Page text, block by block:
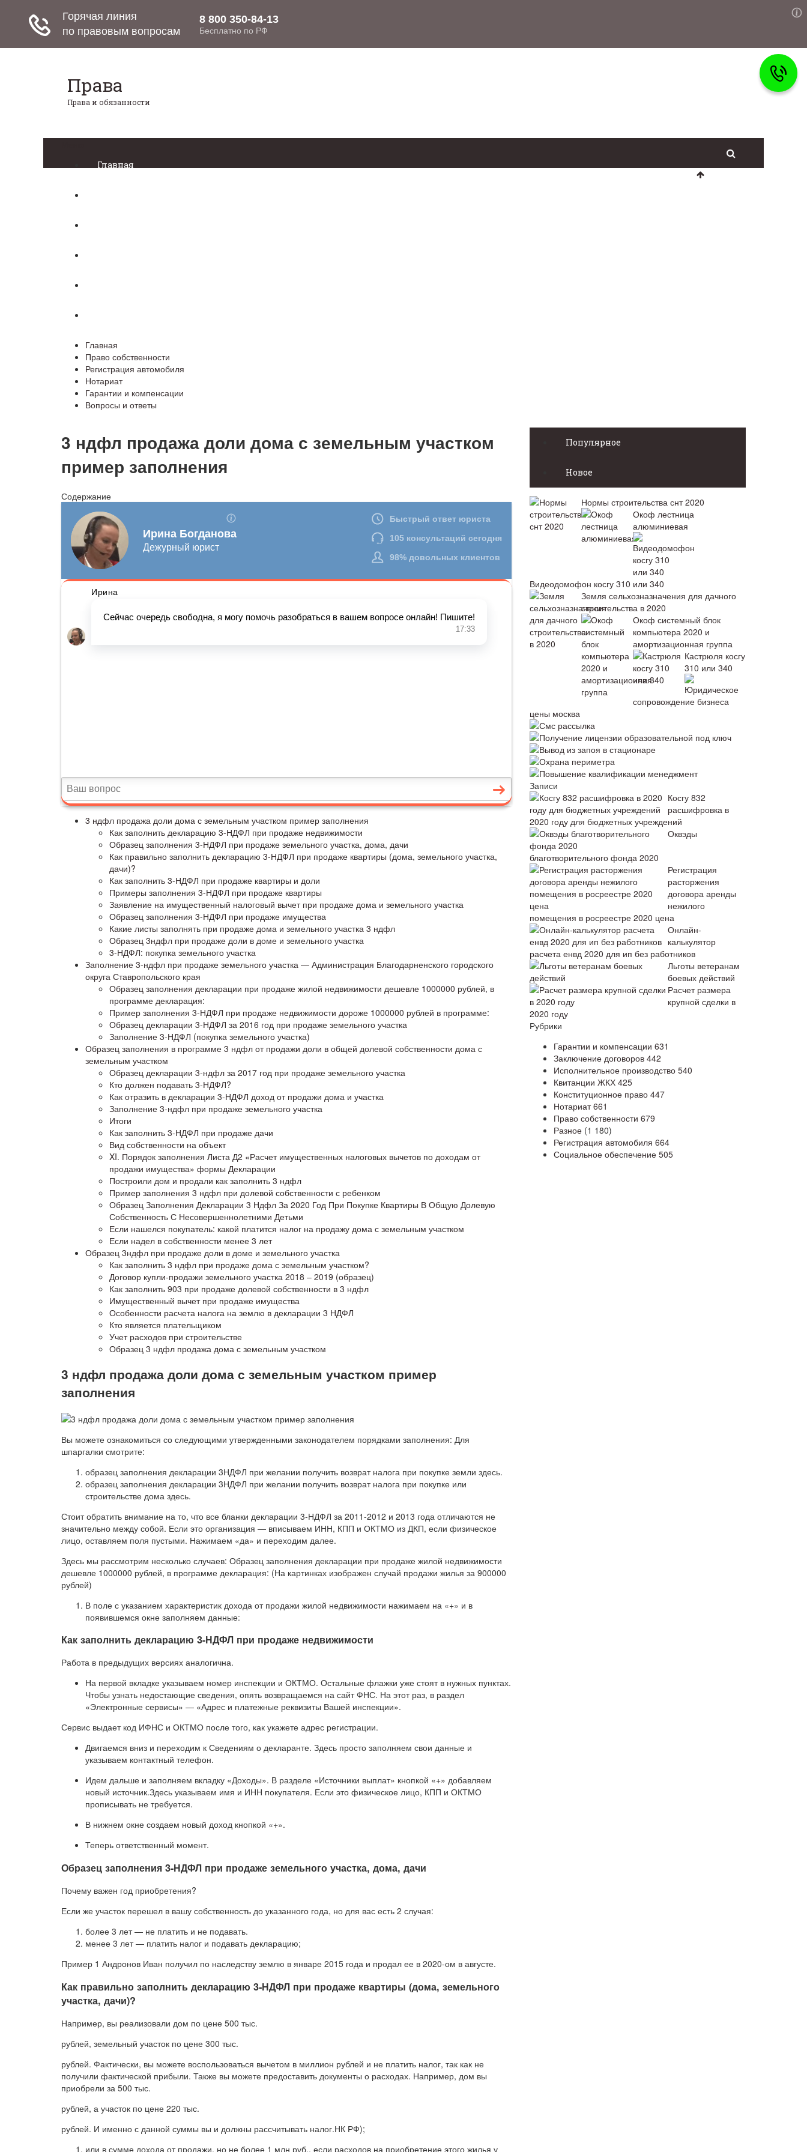
Права
Права и обязанности
Главная
Главная
Право собственности
Регистрация автомобиля
Нотариат
Гарантии и компенсации
Вопросы и ответы
3 ндфл продажа доли дома с земельным участком
пример заполнения
Содержание
3 ндфл продажа доли дома с земельным участком пример заполнения
Как заполнить декларацию 3-НДФЛ при продаже недвижимости
Образец заполнения 3-НДФЛ при продаже земельного участка, дома, дачи
Как правильно заполнить декларацию 3-НДФЛ при продаже квартиры (дома, земельного участка,
дачи)?
Как заполнить 3-НДФЛ при продаже квартиры и доли
Примеры заполнения 3-НДФЛ при продаже квартиры
Заявление на имущественный налоговый вычет при продаже дома и земельного участка
Образец заполнения 3-НДФЛ при продаже имущества
Какие листы заполнять при продаже дома и земельного участка 3 ндфл
Образец 3ндфл при продаже доли в доме и земельного участка
3-НДФЛ: покупка земельного участка
Заполнение 3-ндфл при продаже земельного участка — Администрация Благодарненского городского
округа Ставропольского края
Образец заполнения декларации при продаже жилой недвижимости дешевле 1000000 рублей, в
программе декларация:
Пример заполнения 3-НДФЛ при продаже недвижимости дороже 1000000 рублей в программе:
Образец декларации 3-НДФЛ за 2016 год при продаже земельного участка
Заполнение 3-НДФЛ (покупка земельного участка)
Образец заполнения в программе 3 ндфл от продажи доли в общей долевой собственности дома с
земельным участком
Образец декларации 3-ндфл за 2017 год при продаже земельного участка
Кто должен подавать 3-НДФЛ?
Как отразить в декларации 3-НДФЛ доход от продажи дома и участка
Заполнение 3-ндфл при продаже земельного участка
Итоги
Как заполнить 3-НДФЛ при продаже дачи
Вид собственности на объект
XI. Порядок заполнения Листа Д2 «Расчет имущественных налоговых вычетов по доходам от
продажи имущества» формы Декларации
Построили дом и продали как заполнить 3 ндфл
Пример заполнения 3 ндфл при долевой собственности с ребенком
Образец Заполнения Декларации 3 Ндфл За 2020 Год При Покупке Квартиры В Общую Долевую
Собственность С Несовершеннолетними Детьми
Если нашелся покупатель: какой платится налог на продажу дома с земельным участком
Если надел в собственности менее 3 лет
Образец 3ндфл при продаже доли в доме и земельного участка
Как заполнить 3 ндфл при продаже дома с земельным участком?
Договор купли-продажи земельного участка 2018 – 2019 (образец)
Как заполнить 903 при продаже долевой собственности в 3 ндфл
Имущественный вычет при продаже имущества
Особенности расчета налога на землю в декларации 3 НДФЛ
Кто является плательщиком
Учет расходов при строительстве
Образец 3 ндфл продажа дома с земельным участком
3 ндфл продажа доли дома с земельным участком пример
заполнения
Вы можете ознакомиться со следующими утвержденными законодателем порядками заполнения: Для
шпаргалки смотрите:
образец заполнения декларации 3НДФЛ при желании получить возврат налога при покупке земли здесь.
образец заполнения декларации 3НДФЛ при желании получить возврат налога при покупке или
строительстве дома здесь.
Стоит обратить внимание на то, что все бланки декларации 3-НДФЛ за 2011-2012 и 2013 года отличаются не
значительно между собой. Если это организация — вписываем ИНН, КПП и ОКТМО из ДКП, если физическое
лицо, оставляем поля пустыми. Нажимаем «да» и переходим далее.
Здесь мы рассмотрим несколько случаев: Образец заполнения декларации при продаже жилой недвижимости
дешевле 1000000 рублей, в программе декларация: (На картинках изображен случай продажи жилья за 900000
рублей)
В поле с указанием характеристик дохода от продажи жилой недвижимости нажимаем на «+» и в
появившемся окне заполняем данные:
Как заполнить декларацию 3-НДФЛ при продаже недвижимости
Работа в предыдущих версиях аналогична.
На первой вкладке указываем номер инспекции и ОКТМО. Остальные флажки уже стоят в нужных пунктах.
Чтобы узнать недостающие сведения, опять возвращаемся на сайт ФНС. На этот раз, в раздел
«Электронные сервисы» — «Адрес и платежные реквизиты Вашей инспекции».
Сервис выдает код ИФНС и ОКТМО после того, как укажете адрес регистрации.
Двигаемся вниз и переходим к Сведениям о декларанте. Здесь просто заполняем свои данные и
указываем контактный телефон.
Идем дальше и заполняем вкладку «Доходы». В разделе «Источники выплат» кнопкой «+» добавляем
новый источник.Здесь указываем имя и ИНН покупателя. Если это физическое лицо, КПП и ОКТМО
прописывать не требуется.
В нижнем окне создаем новый доход кнопкой «+».
Теперь ответственный момент.
Образец заполнения 3-НДФЛ при продаже земельного участка, дома, дачи
Почему важен год приобретения?
Если же участок перешел в вашу собственность до указанного года, но для вас есть 2 случая:
более 3 лет — не платить и не подавать.
менее 3 лет — платить налог и подавать декларацию;
Пример 1 Андронов Иван получил по наследству землю в январе 2015 года и продал ее в 2020-ом в августе.
Как правильно заполнить декларацию 3-НДФЛ при продаже квартиры (дома, земельного
участка, дачи)?
Например, вы реализовали дом по цене 500 тыс.
рублей, земельный участок по цене 300 тыс.
рублей. Фактически, вы можете воспользоваться вычетом в миллион рублей и не платить налог, так как не
получили фактической прибыли. Также вы можете предоставить документы о расходах. Например, дом вы
приобрели за 500 тыс.
рублей, а участок по цене 220 тыс.
рублей. И именно с данной суммы вы и должны рассчитывать налог.НК РФ);
или в сумме дохода от продажи, но не более 1 млн руб., если расходов на приобретение этого жилья у
Популярное
Новое
Нормы строительства снт 2020
Окоф лестница
алюминиевая
Видеодомофон косгу 310 или 340
Земля сельхозназначения для дачного
строительства в 2020
Окоф системный блок
компьютера 2020 и
амортизационная группа
Кастрюля косгу
310 или 340
Юридическое
сопровождение бизнеса
цены москва
Смс рассылка
Получение лицензии образовательной под ключ
Вывод из запоя в стационаре
Охрана периметра
Повышение квалификации менеджмент
Записи
Косгу 832
расшифровка в
2020 году для бюджетных учреждений
Оквэды
благотворительного фонда 2020
Регистрация
расторжения
договора аренды
нежилого
помещения в росреестре 2020 цена
Онлайн-
калькулятор
расчета енвд 2020 для ип без работников
Льготы ветеранам
боевых действий
Расчет размера
крупной сделки в
2020 году
Рубрики
Гарантии и компенсации 631
Заключение договоров 442
Исполнительное производство 540
Квитанции ЖКХ 425
Конституционное право 447
Нотариат661
Право собственности 679
Разное (1 180)
Регистрация автомобиля 664
Социальное обеспечение 505